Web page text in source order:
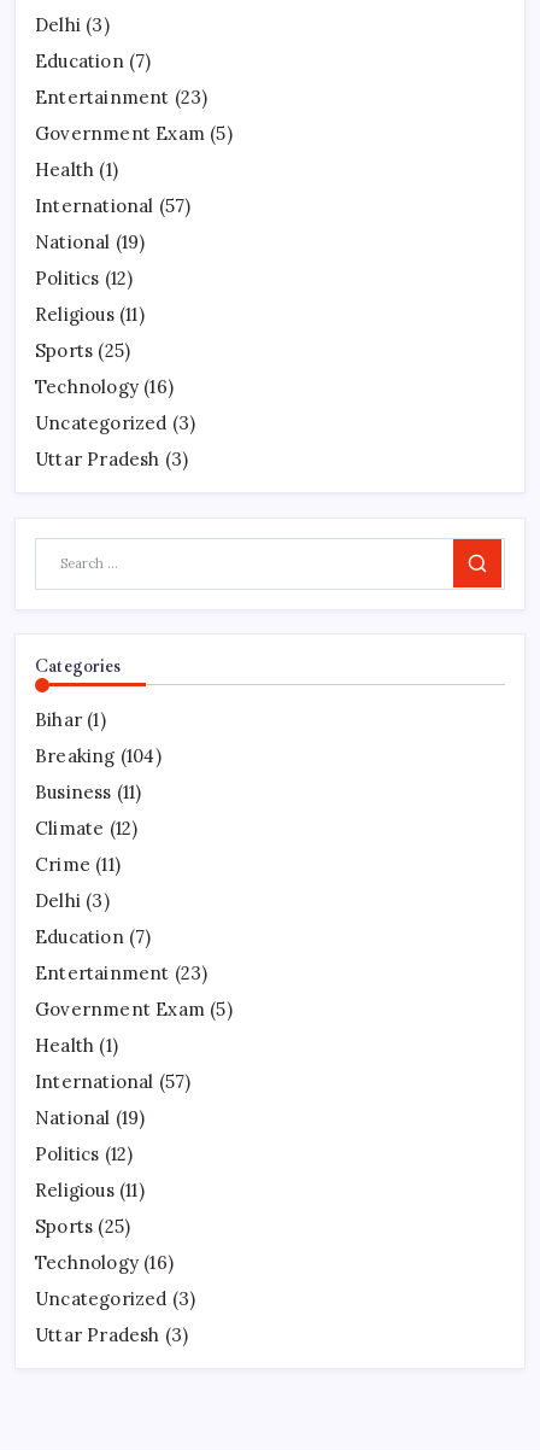
Delhi (3)
Education(7)
Entertainment (23)
Government Exam (5)
Health (1)
International (57)
National (19)
Politics (12)
Religious(11)
Sports (25)
Technology (16)
Uncategorized (3)
Uttar Pradesh (3)
Search
Categories
Bihar (1)
Breaking (104)
Business (11)
Climate (12)
Crime (11)
Delhi (3)
Education(7)
Entertainment (23)
Government Exam (5)
Health (1)
International (57)
National (19)
Politics (12)
Religious(11)
Sports (25)
Technology (16)
Uncategorized (3)
Uttar Pradesh (3)